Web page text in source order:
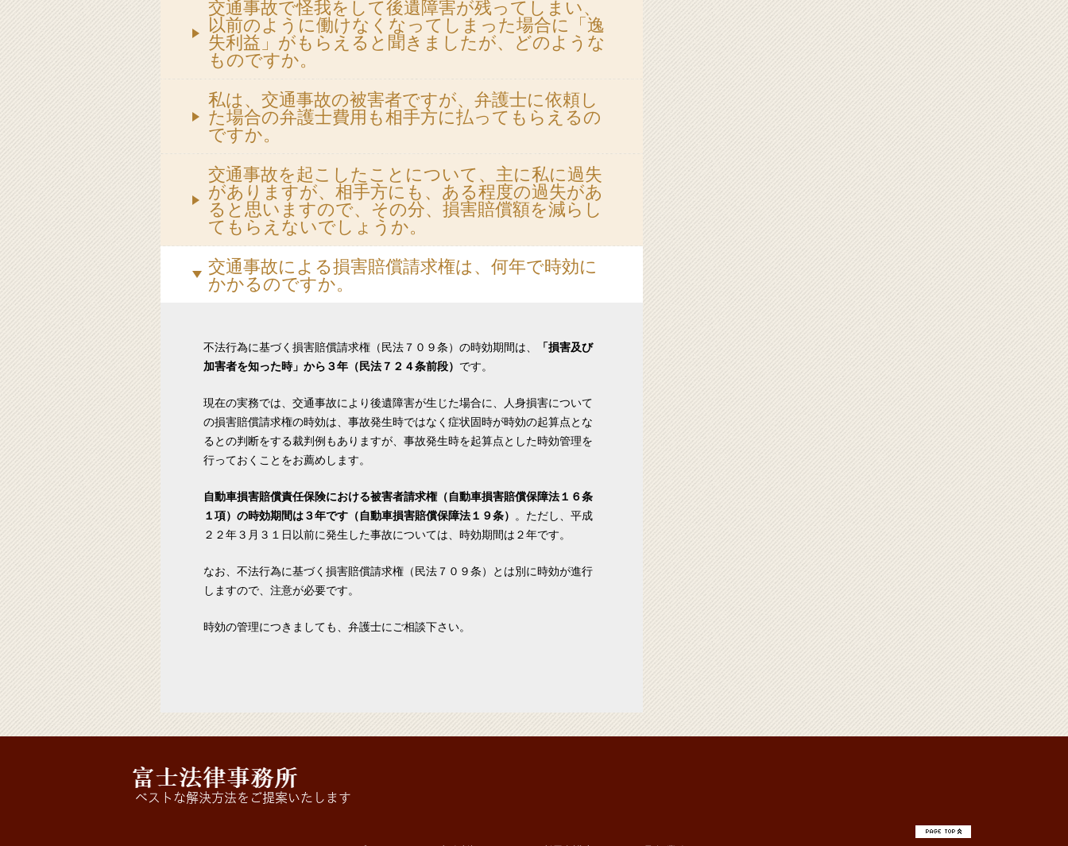
交通事故で怪我をして後遺障害が残ってしまい、
以前のように働けなくなってしまった場合に「逸
失利益」がもらえると聞きましたが、どのような
ものですか。
私は、交通事故の被害者ですが、弁護士に依頼し
た場合の弁護士費用も相手方に払ってもらえるの
ですか。
交通事故を起こしたことについて、主に私に過失
がありますが、相手方にも、ある程度の過失があ
ると思いますので、その分、損害賠償額を減らし
てもらえないでしょうか。
交通事故による損害賠償請求権は、何年で時効に
かかるのですか。
不法行為に基づく損害賠償請求権（民法７０９条）の時効期間は、
「損害及び
加害者を知った時」から３年（民法７２４条前段） です。
現在の実務では、交通事故により後遺障害が生じた場合に、人身損害について
の損害賠償請求権の時効は、事故発生時ではなく症状固時が時効の起算点とな
るとの判断をする裁判例もありますが、事故発生時を起算点とした時効管理を
行っておくことをお薦めします。
自動車損害賠償責任保険における被害者請求権（自動車損害賠償保障法１６条
１項）の時効期間は３年です（自動車損害賠償保障法１９条） 。ただし、平成
２２年３月３１日以前に発生した事故については、時効期間は２年です。
なお、不法行為に基づく損害賠償請求権（民法７０９条）とは別に時効が進行
しますので、注意が必要です。
時効の管理につきましても、弁護士にご相談下さい。